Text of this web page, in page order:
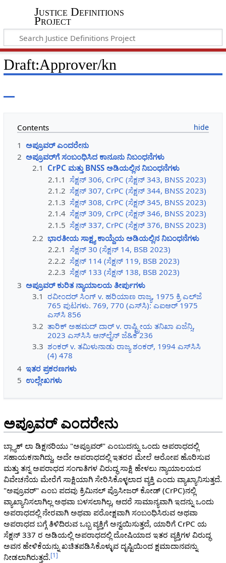
Justice Definitions
Project
Draft:Approver/kn
Contents
1 ಅಪ್ರೂವರ್ ಎಂದರೇನು
2 ಅಪ್ರೂವರ್‌ಗೆ ಸಂಬಂಧಿಸಿದ ಕಾನೂನು ನಿಬಂಧನೆಗಳು
2.1 CrPC ಮತ್ತು BNSS ಅಡಿಯಲ್ಲಿನ ನಿಬಂಧನೆಗಳು
2.1.1 ಸೆಕ್ಷನ್ 306, CrPC (ಸೆಕ್ಷನ್ 343, BNSS 2023)
2.1.2 ಸೆಕ್ಷನ್ 307, CrPC (ಸೆಕ್ಷನ್ 344, BNSS 2023)
2.1.3 ಸೆಕ್ಷನ್ 308, CrPC (ಸೆಕ್ಷನ್ 345, BNSS 2023)
2.1.4 ಸೆಕ್ಷನ್ 309, CrPC (ಸೆಕ್ಷನ್ 346, BNSS 2023)
2.1.5 ಸೆಕ್ಷನ್ 337, CrPC (ಸೆಕ್ಷನ್ 376, BNSS 2023)
2.2 ಭಾರತೀಯ ಸಾಕ್ಷ್ಯ ಕಾಯ್ದೆಯ ಅಡಿಯಲ್ಲಿನ ನಿಬಂಧನೆಗಳು
2.2.1 ಸೆಕ್ಷನ್ 30 (ಸೆಕ್ಷನ್ 14, BSB 2023)
2.2.2 ಸೆಕ್ಷನ್ 114 (ಸೆಕ್ಷನ್ 119, BSB 2023)
2.2.3 ಸೆಕ್ಷನ್ 133 (ಸೆಕ್ಷನ್ 138, BSB 2023)
3 ಅಪ್ರೂವರ್ ಕುರಿತ ನ್ಯಾಯಾಲಯ ತೀರ್ಪುಗಳು
3.1 ರವೀಂದರ್ ಸಿಂಗ್ v. ಹರಿಯಾಣ ರಾಜ್ಯ, 1975 ಕ್ರಿ ಎಲ್‌ಜೆ
765 ಪುಟಗಳು. 769, 770 (ಎಸ್‌ಸಿ): ಎಐಆರ್ 1975
ಎಸ್‌ಸಿ 856
3.2 ತಾರಿಕ್ ಅಹಮದ್ ದಾರ್ v. ರಾಷ್ಟ್ರೀಯ ತನಿಖಾ ಏಜೆನ್ಸಿ,
2023 ಎಸ್‌ಸಿಸಿ ಆನ್‌ಲೈನ್ ಜೆ&ಕೆ 236
3.3 ಶಂಕರ್ v. ತಮಿಳುನಾಡು ರಾಜ್ಯ ಶಂಕರ್, 1994 ಎಸ್‌ಸಿಸಿ
(4) 478
4 ಇತರ ಪ್ರಕರಣಗಳು
5 ಉಲ್ಲೇಖಗಳು
ಅಪ್ರೂವರ್ ಎಂದರೇನು
ಬ್ಲ್ಯಾಕ್ ಲಾ ಡಿಕ್ಷನರಿಯು "ಅಪ್ರೂವರ್" ಎಂಬುದನ್ನು ಒಂದು ಅಪರಾಧದಲ್ಲಿ
ಸಹಾಯಕನಾಗಿದ್ದು, ಅದೇ ಅಪರಾಧದಲ್ಲಿ ಇತರರ ಮೇಲೆ ಆರೋಪ ಹೊರಿಸುವ
ಮತ್ತು ತನ್ನ ಅಪರಾಧದ ಸಂಗಾತಿಗಳ ವಿರುದ್ಧ ಸಾಕ್ಷಿ ಹೇಳಲು ನ್ಯಾಯಾಲಯದ
ವಿವೇಚನೆಯ ಮೇರೆಗೆ ಸಾಕ್ಷಿಯಾಗಿ ಸೇರಿಸಿಕೊಳ್ಳಲಾದ ವ್ಯಕ್ತಿ ಎಂದು ವ್ಯಾಖ್ಯಾನಿಸುತ್ತದೆ.
"ಅಪ್ರೂವರ್" ಎಂಬ ಪದವು ಕ್ರಿಮಿನಲ್ ಪ್ರೊಸೀಜರ್ ಕೋಡ್ (CrPC)ನಲ್ಲಿ
ವ್ಯಾಖ್ಯಾನಿಸಲಾಗಿಲ್ಲ ಅಥವಾ ಬಳಸಲಾಗಿಲ್ಲ, ಆದರೆ ಸಾಮಾನ್ಯವಾಗಿ ಇದನ್ನು ಒಂದು
ಅಪರಾಧದಲ್ಲಿ ನೇರವಾಗಿ ಅಥವಾ ಪರೋಕ್ಷವಾಗಿ ಸಂಬಂಧಿಸಿರುವ ಅಥವಾ
ಅಪರಾಧದ ಬಗ್ಗೆ ತಿಳಿದಿರುವ ಒಬ್ಬ ವ್ಯಕ್ತಿಗೆ ಅನ್ವಯಿಸುತ್ತದೆ, ಯಾರಿಗೆ CrPC ಯ
ಸೆಕ್ಷನ್ 337 ರ ಅಡಿಯಲ್ಲಿ ಅಪರಾಧದಲ್ಲಿ ದೋಷಿಯಾದ ಇತರ ವ್ಯಕ್ತಿಗಳ ವಿರುದ್ಧ
ಅವನ ಹೇಳಿಕೆಯನ್ನು ಖಚಿತಪಡಿಸಿಕೊಳ್ಳುವ ದೃಷ್ಟಿಯಿಂದ ಕ್ಷಮಾದಾನವನ್ನು
ನೀಡಲಾಗಿರುತ್ತದೆ.[1 ]